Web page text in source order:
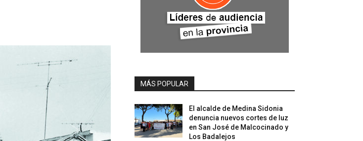
MÁS POPULAR
El alcalde de Medina Sidonia
denuncia nuevos cortes de luz
en San José de Malcocinado y
Los Badalejos